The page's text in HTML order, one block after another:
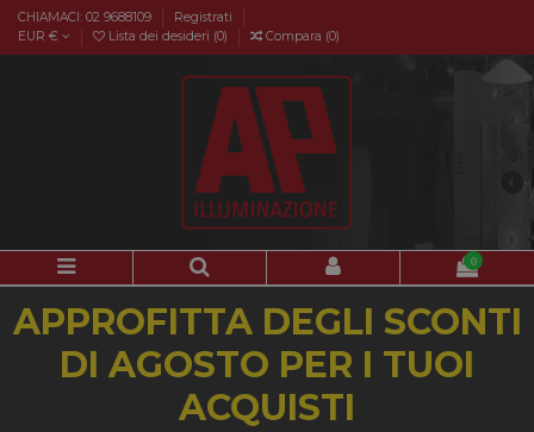
CHIAMACI: 02 9688109
Registrati
EUR €
Lista dei desideri (0) Compara (0)
0
APPROFITTA DEGLI SCONTI
DI AGOSTO PER I TUOI
ACQUISTI